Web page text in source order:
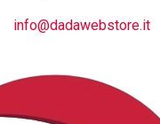
info@dadawebstore.it